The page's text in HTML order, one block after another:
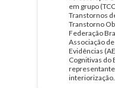
em grupo
Transtornos
Transtorno
Federação
Associação
Evidências
Cognitivas do
interiorização.